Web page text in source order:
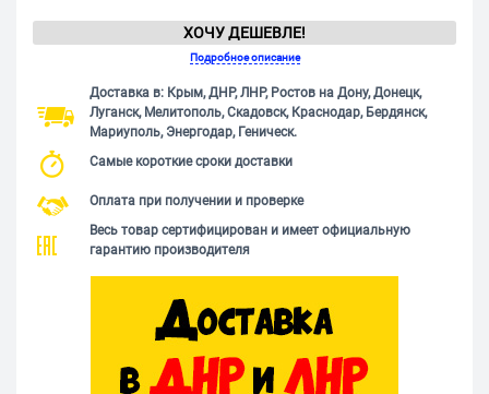
ХОЧУ ДЕШЕВЛЕ!
Подробное описание
Доставка в: Крым, ДНР, ЛНР, Ростов на Дону, Донецк,
Луганск, Мелитополь, Скадовск, Краснодар, Бердянск,
Мариуполь, Энергодар, Геническ.
Самые короткие сроки доставки
Оплата при получении и проверке
Весь товар сертифицирован и имеет официальную
гарантию производителя